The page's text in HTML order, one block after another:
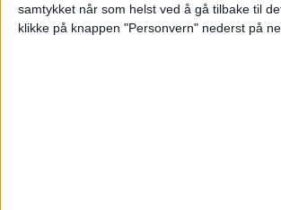
samtykket når som helst ved å gå tilbake til
klikke på knappen "Personvern" nederst på
I samarbeidsavtalen inngått